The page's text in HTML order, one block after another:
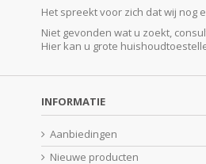
Het spreekt voor zich dat wij nog
Niet gevonden wat u zoekt,
Hier kan u grote
INFORMATIE
Aanbiedingen
Nieuwe producten